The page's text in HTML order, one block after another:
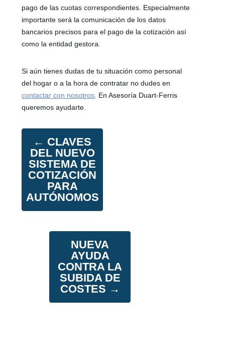
pago de las cuotas correspondientes. Especialmente
importante será la comunicación de los datos
bancarios precisos para el pago de la cotización así
como la entidad gestora.
Si aún tienes dudas de tu situación como personal
del hogar o a la hora de contratar no dudes en
contactar con nosotros. En Asesoría Duart-Ferris
queremos ayudarte.
← CLAVES
DEL NUEVO
SISTEMA DE
COTIZACIÓN
PARA
AUTÓNOMOS
NUEVA
AYUDA
CONTRA LA
SUBIDA DE
COSTES →